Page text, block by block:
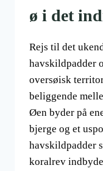
ø i det
Rejs til det
havskildpadder
oversøisk
beliggende
Øen byder på
bjerge og et
havskildpadder
koralrev